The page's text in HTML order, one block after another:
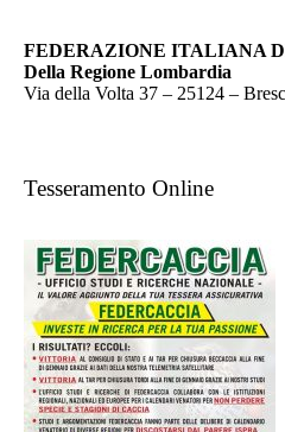
FEDERAZIONE ITALIANA
Della Regione Lombardia
Via della Volta 37 – 25124 –
Tesseramento Online